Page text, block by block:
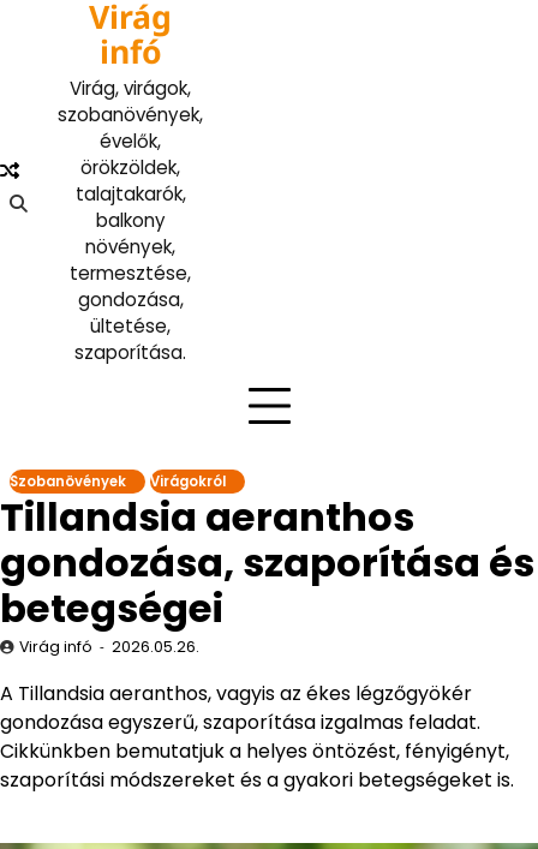
Virág
infó
Virág, virágok,
szobanövények,
évelők,
örökzöldek,
talajtakarók,
balkony
növények,
termesztése,
gondozása,
ültetése,
szaporítása.
Szobanövények Virágokról
Tillandsia aeranthos
gondozása, szaporítása és
betegségei
Virág infó 2026.05.26.
A Tillandsia aeranthos, vagyis az ékes légzőgyökér
gondozása egyszerű, szaporítása izgalmas feladat.
Cikkünkben bemutatjuk a helyes öntözést, fényigényt,
szaporítási módszereket és a gyakori betegségeket is.